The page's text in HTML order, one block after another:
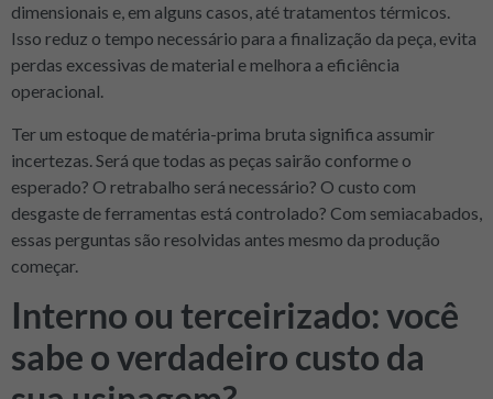
dimensionais e, em alguns casos, até tratamentos térmicos.
Isso reduz o tempo necessário para a finalização da peça, evita
perdas excessivas de material e melhora a eficiência
operacional.
Ter um estoque de matéria-prima bruta significa assumir
incertezas. Será que todas as peças sairão conforme o
esperado? O retrabalho será necessário? O custo com
desgaste de ferramentas está controlado? Com semiacabados,
essas perguntas são resolvidas antes mesmo da produção
começar.
Interno ou terceirizado: você
sabe o verdadeiro custo da